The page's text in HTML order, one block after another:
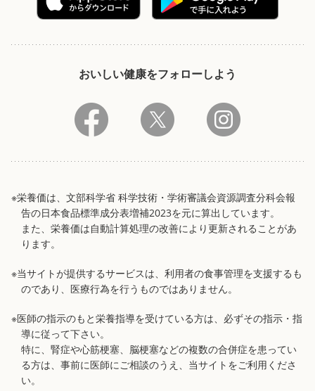
おいしい健康をフォローしよう
※栄養価は、文部科学省 科学技術・学術審議会資源調査分科会報
告の日本食品標準成分表増補2023を元に算出しています。
また、栄養価は自動計算処理の改善により更新されることがあ
ります。
※当サイトが提供するサービスは、利用者の食事管理を支援するも
のであり、医療行為を行うものではありません。
※医師の指示のもと栄養指導を受けている方は、必ずその指示・指
導に従って下さい。
特に、腎症や心筋梗塞、脳梗塞などの複数の合併症を患ってい
る方は、事前に医師にご相談のうえ、当サイトをご利用くださ
い。